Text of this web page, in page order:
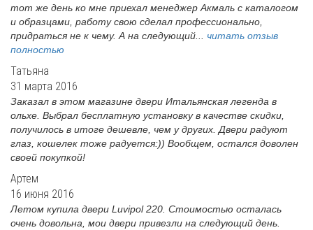
тот же день ко мне приехал менеджер Акмаль с каталогом
и образцами, работу свою сделал профессионально,
придраться не к чему. А на следующий... читать отзыв
полностью
Татьяна
31 марта 2016
Заказал в этом магазине двери Итальянская легенда в
ольхе. Выбрал бесплатную установку в качестве скидки,
получилось в итоге дешевле, чем у других. Двери радуют
глаз, кошелек тоже радуется:)) Вообщем, остался доволен
своей покупкой!
Артем
16 июня 2016
Летом купила двери Luvipol 220. Стоимостью осталась
очень довольна, мои двери привезли на следующий день.